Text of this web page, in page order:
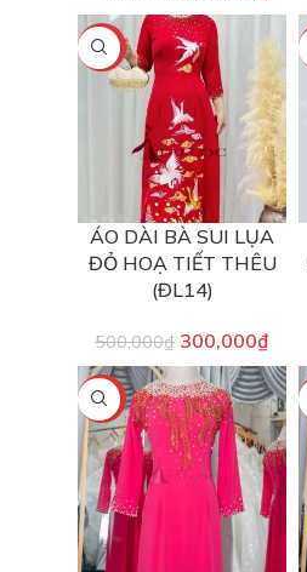
-40%
ÁO DÀI BÀ SUI LỤA
ĐỎ HOẠ TIẾT THÊU
(ĐL14)
500,000₫ 300,000₫
-40%